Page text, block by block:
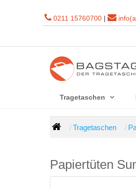
0211 15760700 |
Tragetaschen
Tragetaschen
Papiertüten